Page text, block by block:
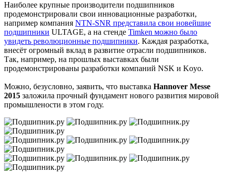
Наиболее крупные производители подшипников
продемонстрировали свои инновационные разработки,
например компания NTN-SNR представила свои новейшие
подшипники ULTAGE, а на стенде Timken можно было
увидеть революционные подшипники. Каждая разработка,
внесёт огромный вклад в развитие отрасли подшипников.
Так, например, на прошлых выставках были
продемонстрированы разработки компаний NSK и Koyo.
Можно, безусловно, заявить, что выставка Hannover Messe
2015 заложила прочный фундамент нового развития мировой
промышлености в этом году.